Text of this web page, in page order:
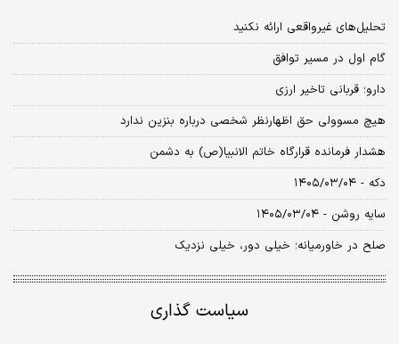
تحلیل‌های غیرواقعی ارائه نکنید
گام اول در مسیر توافق
دارو؛ قربانی تاخیر ارزی
هیچ مسوولی حق اظهارنظر شخصی درباره بنزین ندارد
هشدار فرمانده قرارگاه خاتم الانبیا(ص) به دشمن
دکه - ۱۴۰۵/۰۳/۰۴
سایه روشن - ۱۴۰۵/۰۳/۰۴
صلح در خاورمیانه؛ خیلی دور، خیلی نزدیک
سیاست گذاری